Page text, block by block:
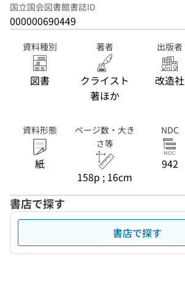
国立国会図書館書誌ID
000000690449
資料種別
図書
著者
クライスト
著ほか
出版者
改造社
資料形態
紙
ページ数・大き
さ等
158p ; 16cm
NDC
942
書店で探す
書店で探す